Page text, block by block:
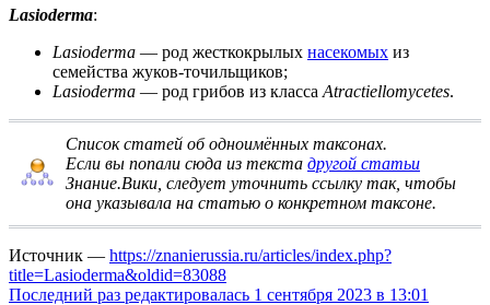
Lasioderma:
Lasioderma — род жесткокрылых насекомых из
семейства жуков-точильщиков;
Lasioderma — род грибов из класса Atractiellomycetes.
Список статей об одноимённых таксонах.
Если вы попали сюда из текста другой статьи
Знание.Вики, следует уточнить ссылку так, чтобы
она указывала на статью о конкретном таксоне.
Источник — https://znanierussia.ru/articles/index.php?
title=Lasioderma&oldid=83088
Последний раз редактировалась 1 сентября 2023 в 13:01